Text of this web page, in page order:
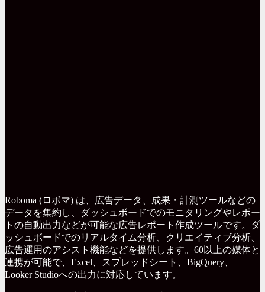
Roboma (ロボマ) は、広告データ、成果・計測ツールなどの
データを集約し、ダッシュボードでのモニタリングやレポー
トの自動出力などが可能な広告レポート作成ツールです。ダ
ッシュボードでのリアルタイム分析、クリエイティブ分析、
広告運用のアシスト機能などを提供します。60以上の媒体と
連携が可能で、Excel、スプレッドシート、BigQuery、
Looker Studioへの出力に対応しています。